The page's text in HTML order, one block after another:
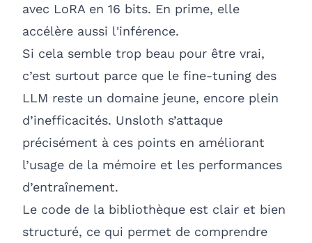
avec LoRA en 16 bits. En prime, elle
accélère aussi l'inférence.
Si cela semble trop beau pour être vrai,
c’est surtout parce que le fine-tuning des
LLM reste un domaine jeune, encore plein
d’inefficacités. Unsloth s’attaque
précisément à ces points en améliorant
l’usage de la mémoire et les performances
d’entraînement.
Le code de la bibliothèque est clair et bien
structuré, ce qui permet de comprendre